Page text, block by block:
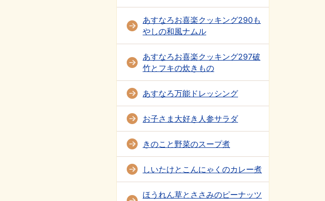
あすなろお喜楽クッキング290も
やしの和風ナムル
あすなろお喜楽クッキング297破
竹とフキの炊きもの
あすなろ万能ドレッシング
お子さま大好き人参サラダ
きのこと野菜のスープ煮
しいたけとこんにゃくのカレー煮
ほうれん草とささみのピーナッツ